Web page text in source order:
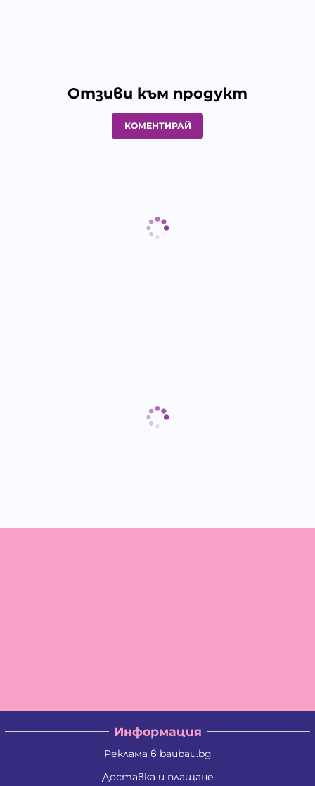
Отзиви към продукт
КОМЕНТИРАЙ
Информация
Реклама в baubau.bg
Доставка и плащане